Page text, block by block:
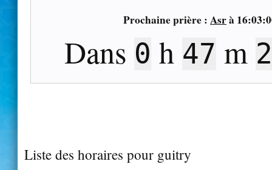
Prochaine prière : Asrà
Dans 0 h 47 m
Liste des horaires pour guitry